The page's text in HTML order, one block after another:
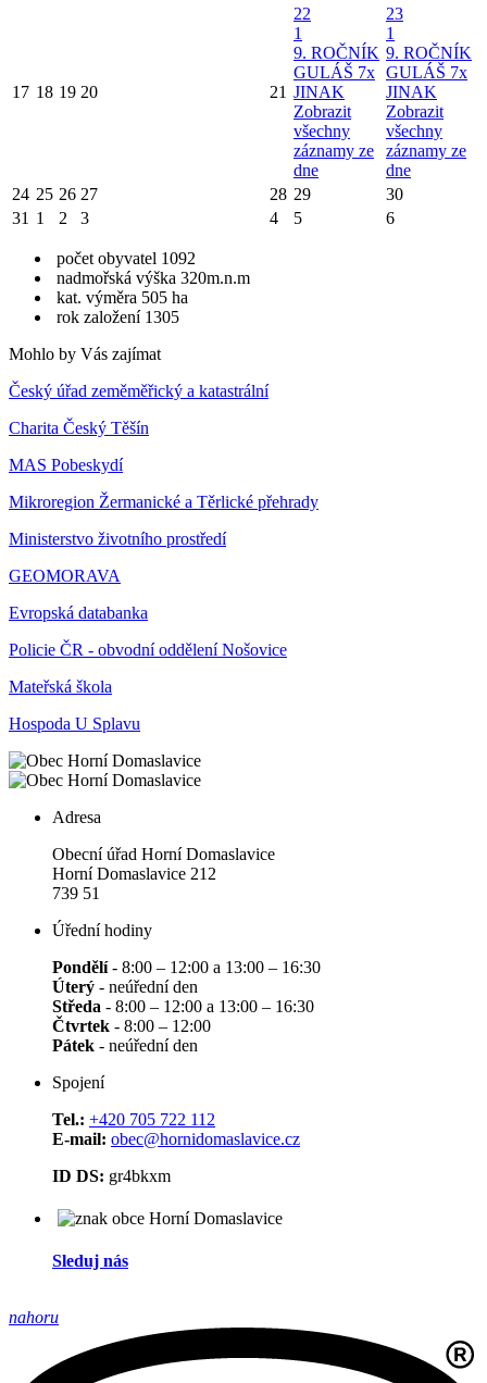
17 18 19 20 21
22
1
9. ROČNÍK
GULÁŠ 7x
JINAK
Zobrazit
všechny
záznamy ze
dne
23
1
9. ROČNÍK
GULÁŠ 7x
JINAK
Zobrazit
všechny
záznamy ze
dne
24 25 26 27 28 29
30
31 1 2 3 4 5 6
počet obyvatel 1092
nadmořská výška 320m.n.m
kat. výměra 505 ha
rok založení 1305
Mohlo by Vás zajímat
Český úřad zeměměřický a katastrální
Charita Český Těšín
MAS Pobeskydí
Mikroregion Žermanické a Těrlické přehrady
Ministerstvo životního prostředí
GEOMORAVA
Evropská databanka
Policie ČR - obvodní oddělení Nošovice
Mateřská škola
Hospoda U Splavu
Adresa
Obecní úřad Horní Domaslavice
Horní Domaslavice 212
739 51
Úřední hodiny
Pondělí- 8:00 – 12:00 a 13:00 – 16:30
Úterý - neúřední den
Středa - 8:00 – 12:00 a 13:00 – 16:30
Čtvrtek - 8:00 – 12:00
Pátek - neúřední den
Spojení
Tel.: +420 705 722 112
E-mail: obec@hornidomaslavice.cz
ID DS: gr4bkxm
Sleduj nás
nahoru